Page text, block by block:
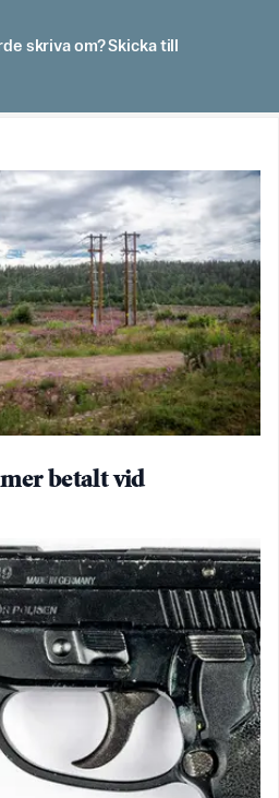
skriva om? Skicka till
betalt vid